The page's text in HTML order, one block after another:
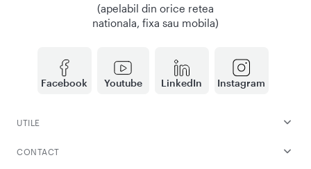
Facebook Youtube LinkedIn Instagram
(apelabil din orice retea
nationala, fixa sau mobila)
UTILE
CONTACT